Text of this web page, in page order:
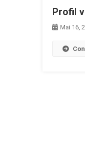
Profil
Mai 16,